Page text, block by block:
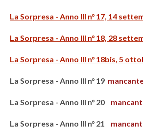
La Sorpresa - Anno III n° 17, 14
La Sorpresa - Anno III n° 18, 28
La Sorpresa - Anno III n° 18bis, 5
La Sorpresa - Anno III n° 19
La Sorpresa - Anno III n° 20
La Sorpresa - Anno III n° 21